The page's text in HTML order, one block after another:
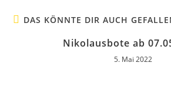
DAS KÖNNTE DIR AUCH
Nikolausbote ab
5. Mai 2022